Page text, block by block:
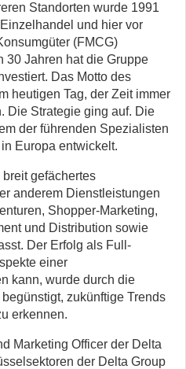
Standorten wurde 1991
und hier vor
(FMCG)
30 Jahren hat die Gruppe
Das Motto des
heutigen Tag, der Zeit immer
Die Strategie ging auf. Die
der führenden Spezialisten
Europa entwickelt.
gefächertes
anderem Dienstleistungen
Shopper-Marketing,
und Distribution sowie
Der Erfolg als Full-
einer
kann, wurde durch die
zukünftige Trends
erkennen.
Marketing Officer der Delta
der Delta Group